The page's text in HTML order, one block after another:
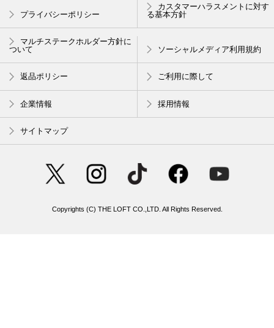
プライバシーポリシー
カスタマーハラスメントに対す
る基本方針
マルチステークホルダー方針に
ついて
ソーシャルメディア利用規約
返品ポリシー ご利用に際して
企業情報 採用情報
サイトマップ
Copyrights (C) THE LOFT CO.,LTD. All Rights Reserved.